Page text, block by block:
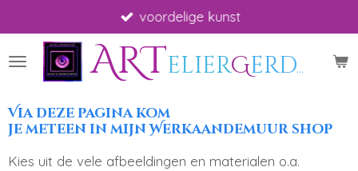
direct
naar
ARTelierGerdah *
voordelige kunst
Via deze pagina kom
je meteen in mijn Werkaandemuur shop
Kies uit de vele afbeeldingen en materialen o.a.